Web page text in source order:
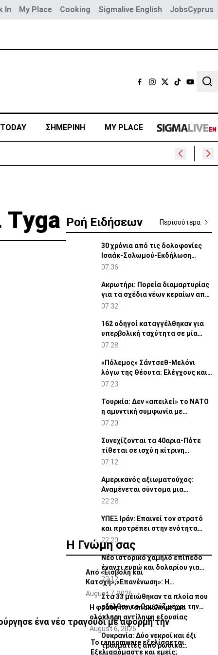
In My Place Cooking Sigmalive English JobsCyprus
ΣΗΜΕΡΙΝΗ MY PLACE
Τyga
ένα νέο τραγούδι με αφορμή την
Ροή Ειδήσεων Περισσότερα
30 χρόνια από τις δολοφονίες
Ισαάκ-Σολωμού-Εκδήλωση
μνήμης απόψε στο Παραλίμνι
07:36
Ακρωτήρι: Πορεία διαμαρτυρίας
για τα σχέδια νέων κεραίων από
Βρετανικές Βάσεις
07:32
162 οδηγοί καταγγέλθηκαν για
υπερβολική ταχύτητα σε μία
νύχτα
07:28
«Πόλεμος» Σάντσεθ-Μελόνι
λόγω της Θέουτα: Ελέγχους και
από Ισπανία στα σύνορα
07:23
Τουρκία: Δεν «απειλεί» το ΝΑΤΟ
η αμυντική συμφωνία με
Πακιστάν και Σ. Αραβία
07:20
Συνεχίζονται τα 40αρια-Πότε
τίθεται σε ισχύ η κίτρινη
προειδοποίηση
07:12
Αμερικανός αξιωματούχος:
Αναμένεται σύντομα μια
συμφωνία για Ορμούζ
22:28
ΥΠΕΞ Ιράν: Επαινεί τον στρατό
και προτρέπει στην ενότητα
των μουσουλμάνων
22:20
Νέο ιστορικό χαμηλό επίπεδο
έναντι ευρώ και δολαρίου για
τουρκική λίρα
22:12
Στα 33 μειώθηκαν τα πλοία που
εξήλθαν το Ορμούζ μέχρι την
Πέμπτη
21:55
Ουκρανία: Δύο νεκροί και έξι
τραυματίες από ρωσικά
Η Γνώμη σας
Από «Εισβολή και
Κατοχή»,«Επανένωση»: Η
χειραγώγηση της κοινής γνώμης
August 7, 2026
Η φράση που αποκάλυψε μια
ολόκληρη αντίληψη εξουσίας
August 6, 2026
Το ransomware εξελίσσεται.
Εξελισσόμαστε και εμείς;